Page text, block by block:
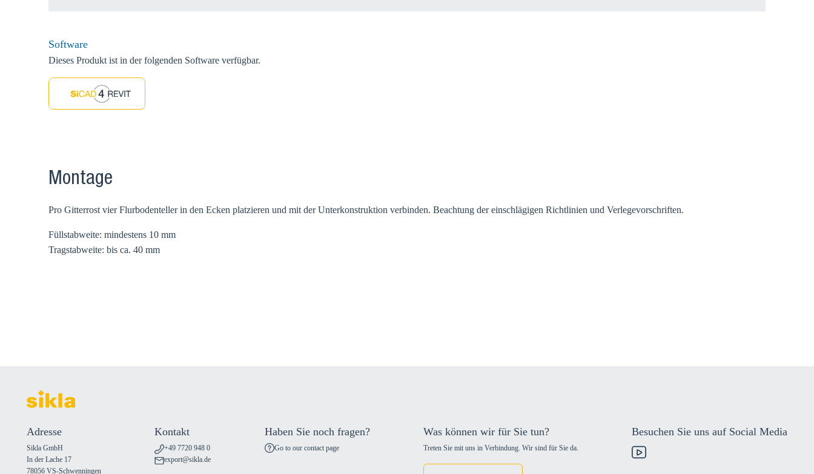
Software
Dieses Produkt ist in der folgenden Software verfügbar.
Montage
Pro Gitterrost vier Flurbodenteller in den Ecken platzieren und mit der Unterkonstruktion verbinden. Beachtung der einschlägigen Richtlinien und Verlegevorschriften.
Füllstabweite: mindestens 10 mm
Tragstabweite: bis ca. 40 mm
Adresse
Sikla GmbH
In der Lache 17
78056 VS-Schwenningen
Kontakt
+49 7720 948 0
export@sikla.de
Haben Sie noch fragen?
Go to our contact page
Was können wir für Sie tun?
Treten Sie mit uns in Verbindung. Wir sind für Sie da.
Besuchen Sie uns auf Social Media